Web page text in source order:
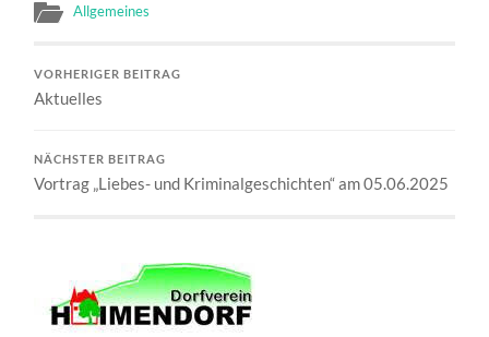
Allgemeines
VORHERIGER BEITRAG
Aktuelles
NÄCHSTER BEITRAG
Vortrag „Liebes- und Kriminalgeschichten“ am 05.06.2025